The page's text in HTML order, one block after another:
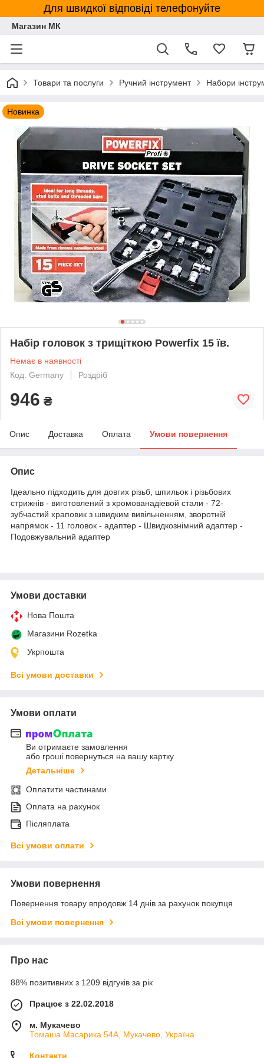
Для швидкої відповіді телефонуйте
Магазин МК
Товари та послуги Ручний інструмент Набори
Новинка
Набір головок з трищіткою Powerfix 15 їв.
Немає в наявності
Код: Germany
Роздріб
946 ₴
Опис Доставка Оплата Умови повернення
Опис
Ідеально підходить для довгих різьб, шпильок і різьбових
стрижнів - виготовлений з хромованадіевой стали - 72-
зубчастий храповик з швидким вивільненням, зворотній
напрямок - 11 головок - адаптер - Швидкознімний адаптер -
Подовжувальний адаптер
Умови доставки
Нова Пошта
Магазини Rozetka
Укрпошта
Всі умови доставки
Умови оплати
Ви отримаєте замовлення
або гроші повернуться на вашу картку
Детальніше
Оплатити частинами
Оплата на рахунок
Післяплата
Всі умови оплати
Умови повернення
Повернення товару впродовж 14 днів за рахунок покупця
Всі умови повернення
Про нас
88% позитивних з 1209 відгуків за рік
Працює з 22.02.2018
м. Мукачево
Томаша Масарика 54А, Мукачево, Україна
Контакти